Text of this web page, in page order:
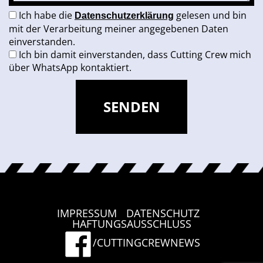
Ich habe die Datenschutzerklärung gelesen und bin
mit der Verarbeitung meiner angegebenen Daten
einverstanden.
Ich bin damit einverstanden, dass Cutting Crew mich
über WhatsApp kontaktiert.
IMPRESSUM DATENSCHUTZ|
HAFTUNGSAUSSCHLUSS
/CUTTINGCREWNEWS